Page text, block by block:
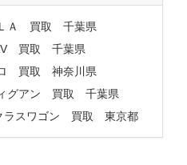
Ａ 買取 千葉県
買取 千葉県
買取 神奈川県
グアン 買取 千葉県
ラスワゴン 買取 東京都